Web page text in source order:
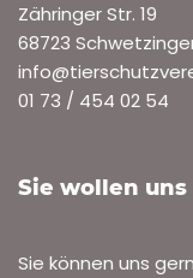
Zähringer Str. 19
68723
01 73 / 454 02 54
Sie wollen
Sie können uns